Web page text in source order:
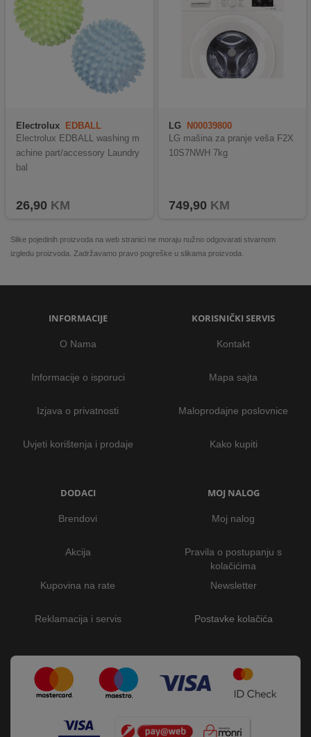
Electrolux
EDBALL
Electrolux EDBALL washing m
achine part/accessory Laundry
bal
26,90 KM
LG
N00039800
LG mašina za pranje veša F2X
10S7NWH 7kg
749,90 KM
Slike pojedinih proizvoda na web stranici ne moraju nužno odgovarati stvarnom
izgledu proizvoda. Zadržavamo pravo pogreške u slikama proizvoda.
INFORMACIJE
O Nama
Informacije o isporuci
Izjava o privatnosti
Uvjeti korištenja i prodaje
KORISNIČKI SERVIS
Kontakt
Mapa sajta
Maloprodajne poslovnice
Kako kupiti
DODACI
Brendovi
Akcija
Kupovina na rate
Reklamacija i servis
MOJ NALOG
Moj nalog
Pravila o postupanju s
kolačićima
Newsletter
Postavke kolačića